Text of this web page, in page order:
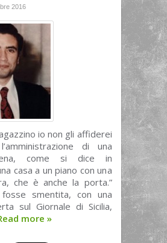
2016
io non gli affiderei
di una
come si dice in
casa a un piano con una
che è anche la porta.”
smentita, con una
sul Giornale di Sicilia,
more »